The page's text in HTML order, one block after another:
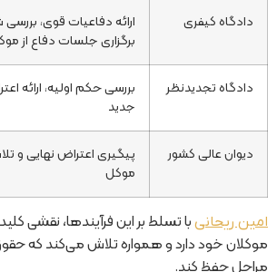
دادگاه کیفری
ارائه دفاعیات قوی،
برگزاری جلسات دفاع از
دادگاه تجدیدنظر
بررسی حکم اولیه، ارائه
جدید
دیوان عالی کشور
پیگیری اعتراض نهایی و
موکل
امین ریحانی با تسلط بر این فرآیندها، نقشی
موکلان خود دارد و همواره تلاش می‌کند که
مراحل حفظ کند.